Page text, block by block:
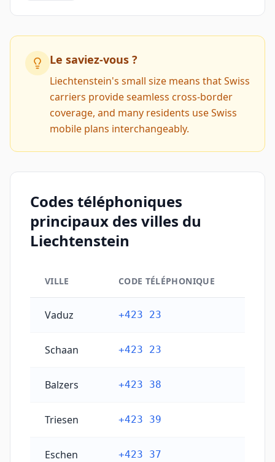
Le saviez-vous ?
Liechtenstein's small size means that Swiss
carriers provide seamless cross-border
coverage, and many residents use Swiss
mobile plans interchangeably.
Codes téléphoniques
principaux des villes du
Liechtenstein
VILLE CODE TÉLÉPHONIQUE
Vaduz +423 23
Schaan +423 23
Balzers +423 38
Triesen +423 39
Eschen +423 37